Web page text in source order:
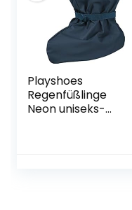
Playshoes
Regenfüßlinge
Neon uniseks-